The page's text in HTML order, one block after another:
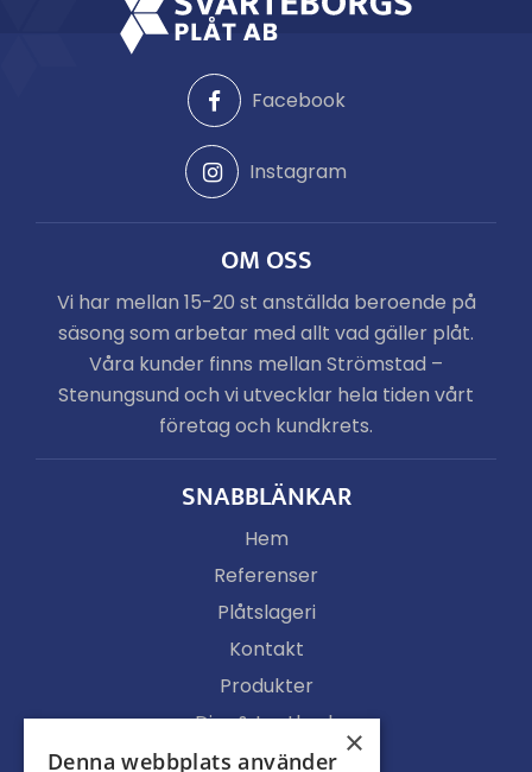
Facebook
Instagram
OM OSS
Vi har mellan 15-20 st anställda beroende på
säsong som arbetar med allt vad gäller plåt.
Våra kunder finns mellan Strömstad –
Stenungsund och vi utvecklar hela tiden vårt
företag och kundkrets.
SNABBLÄNKAR
Hem
Referenser
Plåtslageri
Kontakt
Produkter
Djur & Lantbruk
Köpvillkor
×
Denna webbplats använder